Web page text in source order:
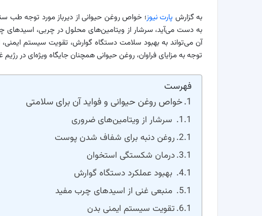
به گزارش پارت نیوز؛ خواص روغن حیوانی از دیرباز مورد توجه طب
به دست می‌آید، سرشار از ویتامین‌های محلول در چربی، اسیدهای
آن می‌تواند به بهبود سلامت دستگاه گوارش، تقویت سیستم
توجه به مزایای فراوان، روغن حیوانی همچنان جایگاه ویژه‌ای در رژیم
فهرست
خواص روغن حیوانی و فواید آن برای سلامتی
سرشار از ویتامین‌های ضروری
روغن دنبه برای شفاف شدن پوست
درمان شکستگی استخوان
بهبود عملکرد دستگاه گوارش
منبعی غنی از اسیدهای چرب مفید
تقویت سیستم ایمنی بدن